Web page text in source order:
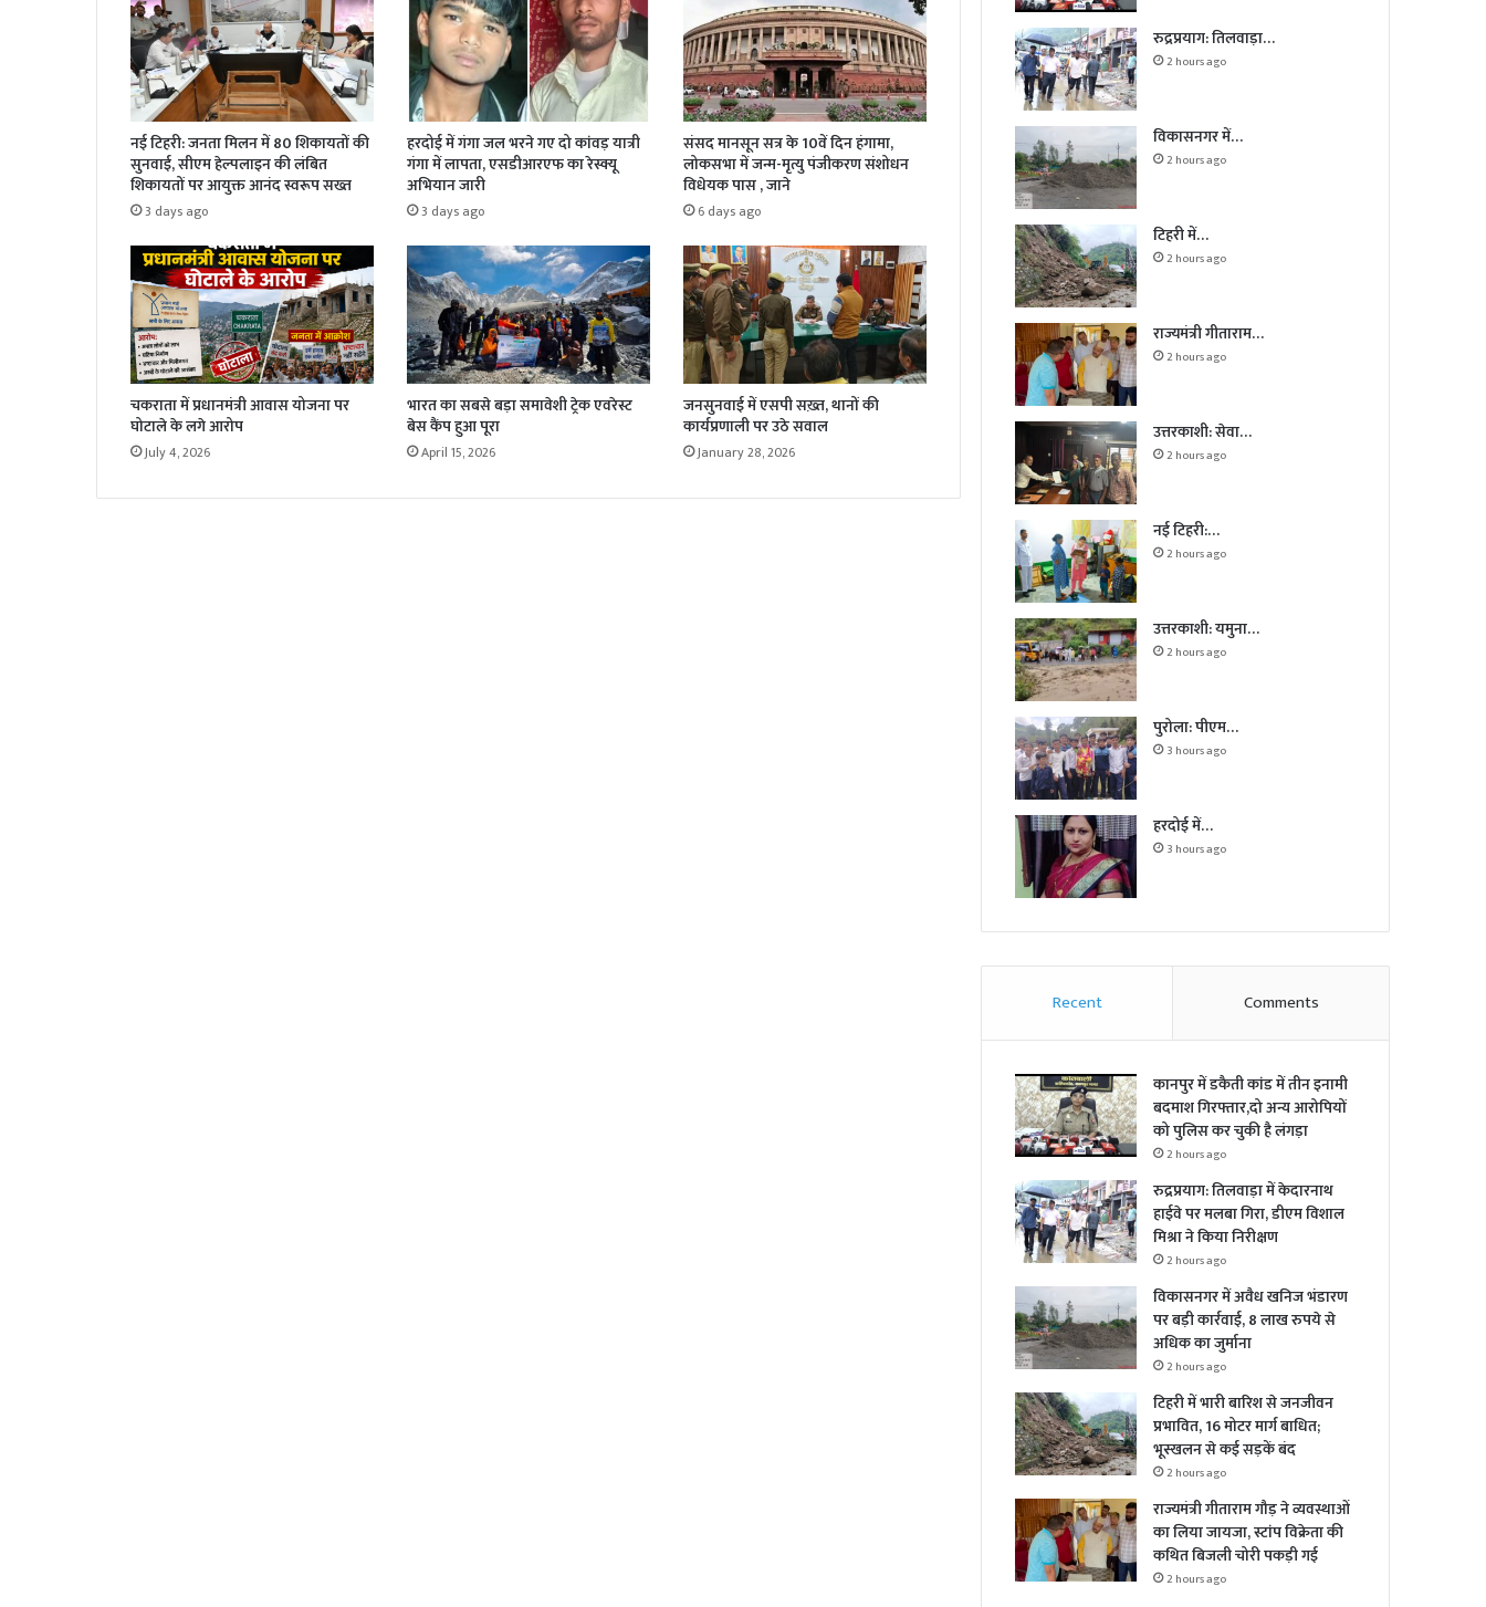
नई टिहरी: जनता मिलन में 80 शिकायतों की
सुनवाई, सीएम हेल्पलाइन की लंबित
शिकायतों पर आयुक्त आनंद स्वरूप सख्त
3 days ago
हरदोई में गंगा जल भरने गए दो कांवड़ यात्री
गंगा में लापता, एसडीआरएफ का रेस्क्यू
अभियान जारी
3 days ago
संसद मानसून सत्र के 10वें दिन हंगामा,
लोकसभा में जन्म-मृत्यु पंजीकरण संशोधन
विधेयक पास , जाने
6 days ago
चकराता में प्रधानमंत्री आवास योजना पर
घोटाले के लगे आरोप
July 4, 2026
भारत का सबसे बड़ा समावेशी ट्रेक एवरेस्ट
बेस कैंप हुआ पूरा
April 15, 2026
जनसुनवाई में एसपी सख़्त, थानों की
कार्यप्रणाली पर उठे सवाल
January 28, 2026
रुद्रप्रयाग: तिलवाड़ा…
2 hours ago
विकासनगर में…
2 hours ago
टिहरी में…
2 hours ago
राज्यमंत्री गीताराम…
2 hours ago
उत्तरकाशी: सेवा…
2 hours ago
नई टिहरी:…
2 hours ago
उत्तरकाशी: यमुना…
2 hours ago
पुरोला: पीएम…
3 hours ago
हरदोई में…
3 hours ago
Recent Comments
कानपुर में डकैती कांड में तीन इनामी
बदमाश गिरफ्तार,दो अन्य आरोपियों
को पुलिस कर चुकी है लंगड़ा
2 hours ago
रुद्रप्रयाग: तिलवाड़ा में केदारनाथ
हाईवे पर मलबा गिरा, डीएम विशाल
मिश्रा ने किया निरीक्षण
2 hours ago
विकासनगर में अवैध खनिज भंडारण
पर बड़ी कार्रवाई, 8 लाख रुपये से
अधिक का जुर्माना
2 hours ago
टिहरी में भारी बारिश से जनजीवन
प्रभावित, 16 मोटर मार्ग बाधित;
भूस्खलन से कई सड़कें बंद
2 hours ago
राज्यमंत्री गीताराम गौड़ ने व्यवस्थाओं
का लिया जायजा, स्टांप विक्रेता की
कथित बिजली चोरी पकड़ी गई
2 hours ago